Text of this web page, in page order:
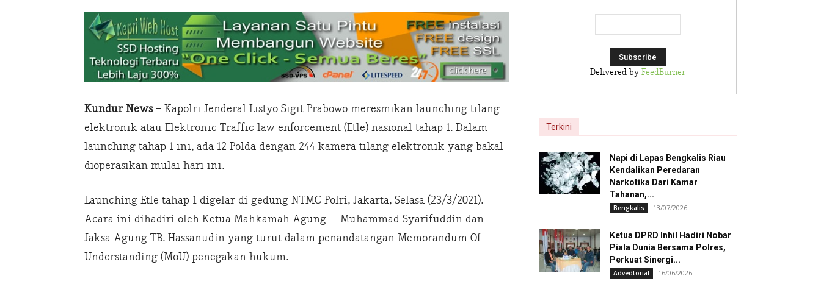
Kundur News– Kapolri Jenderal Listyo Sigit Prabowo meresmikan launching tilang
elektronik atau Elektronic Traffic law enforcement (Etle) nasional tahap 1. Dalam
launching tahap 1 ini, ada 12 Polda dengan 244 kamera tilang elektronik yang bakal
dioperasikan mulai hari ini.
Launching Etle tahap 1 digelar di gedung NTMC Polri, Jakarta, Selasa (23/3/2021).
Acara ini dihadiri oleh Ketua Mahkamah Agung Muhammad Syarifuddin dan
Jaksa Agung TB. Hassanudin yang turut dalam penandatangan Memorandum Of
Understanding (MoU) penegakan hukum.
Delivered by FeedBurner
Terkini
Napi di Lapas Bengkalis Riau
Kendalikan Peredaran
Narkotika Dari Kamar
Tahanan,...
Bengkalis 13/07/2026
Ketua DPRD Inhil Hadiri Nobar
Piala Dunia Bersama Polres,
Perkuat Sinergi...
Advedtorial 16/06/2026